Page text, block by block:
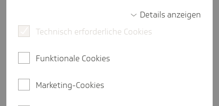
10:00-16:00 Uhr
Dienstag 10:00-16:00 Uhr
Mittwoch
Freitag
Details anzeigen
Technisch erforderliche Cookies
Funktionale Cookies
Marketing-Cookies